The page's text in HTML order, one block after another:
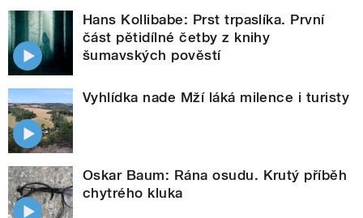
Hans Kollibabe: Prst trpaslíka. První
část pětidílné četby z knihy
šumavských pověstí
Vyhlídka nade Mží láká milence i turisty
Oskar Baum: Rána osudu. Krutý příběh
chytrého kluka